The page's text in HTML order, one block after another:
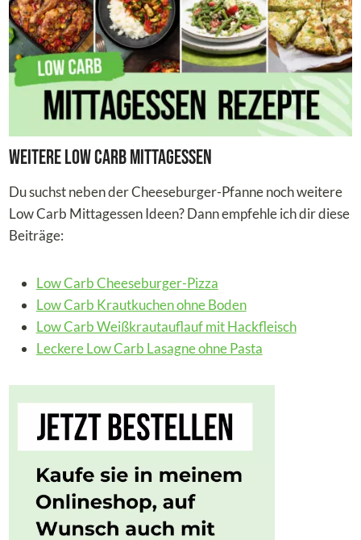
Weitere Low Carb Mittagessen
Du suchst neben der Cheeseburger-Pfanne noch weitere
Low Carb Mittagessen Ideen? Dann empfehle ich dir diese
Beiträge:
Low Carb Cheeseburger-Pizza
Low Carb Krautkuchen ohne Boden
Low Carb Weißkrautauflauf mit Hackfleisch
Leckere Low Carb Lasagne ohne Pasta